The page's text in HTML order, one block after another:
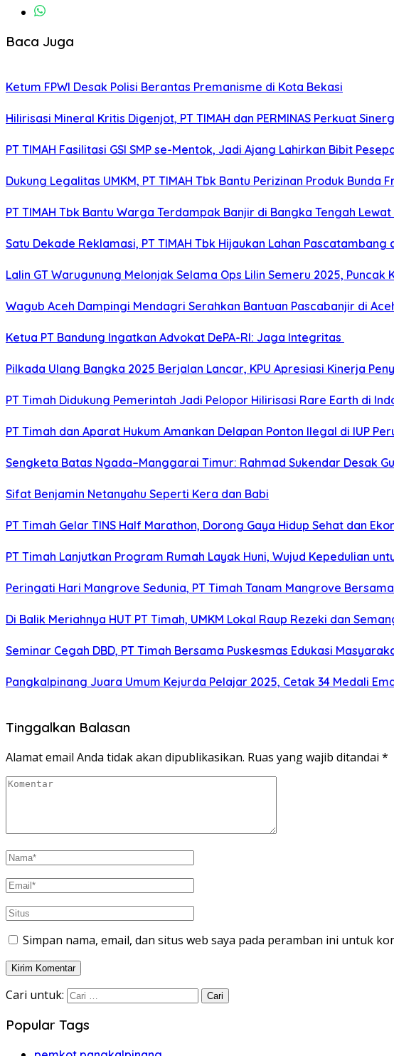
Baca Juga
Ketum FPWI Desak Polisi Berantas Premanisme di Kota Bekasi
Hilirisasi Mineral Kritis Digenjot, PT TIMAH dan PERMINAS Perkuat
PT TIMAH Fasilitasi GSI SMP se-Mentok, Jadi Ajang Lahirkan Bibit
Dukung Legalitas UMKM, PT TIMAH Tbk Bantu Perizinan Produk Bunda
PT TIMAH Tbk Bantu Warga Terdampak Banjir di Bangka Tengah
Satu Dekade Reklamasi, PT TIMAH Tbk Hijaukan Lahan Pascatambang
Lalin GT Warugunung Melonjak Selama Ops Lilin Semeru 2025,
Wagub Aceh Dampingi Mendagri Serahkan Bantuan Pascabanjir di
Ketua PT Bandung Ingatkan Advokat DePA-RI: Jaga Integritas
Pilkada Ulang Bangka 2025 Berjalan Lancar, KPU Apresiasi Kinerja
PT Timah Didukung Pemerintah Jadi Pelopor Hilirisasi Rare Earth di
PT Timah dan Aparat Hukum Amankan Delapan Ponton Ilegal di IUP
Sengketa Batas Ngada–Manggarai Timur: Rahmad Sukendar Desak
Sifat Benjamin Netanyahu Seperti Kera dan Babi
PT Timah Gelar TINS Half Marathon, Dorong Gaya Hidup Sehat dan
PT Timah Lanjutkan Program Rumah Layak Huni, Wujud Kepedulian
Peringati Hari Mangrove Sedunia, PT Timah Tanam Mangrove
Di Balik Meriahnya HUT PT Timah, UMKM Lokal Raup Rezeki dan
Seminar Cegah DBD, PT Timah Bersama Puskesmas Edukasi
Pangkalpinang Juara Umum Kejurda Pelajar 2025, Cetak 34 Medali
Tinggalkan Balasan
Alamat email Anda tidak akan dipublikasikan. Ruas yang wajib ditandai *
Simpan nama, email, dan situs web saya pada peramban ini untuk
Cari untuk:
Popular Tags